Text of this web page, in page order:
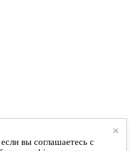
свяжется с вами
×
вы соглашаетесь с